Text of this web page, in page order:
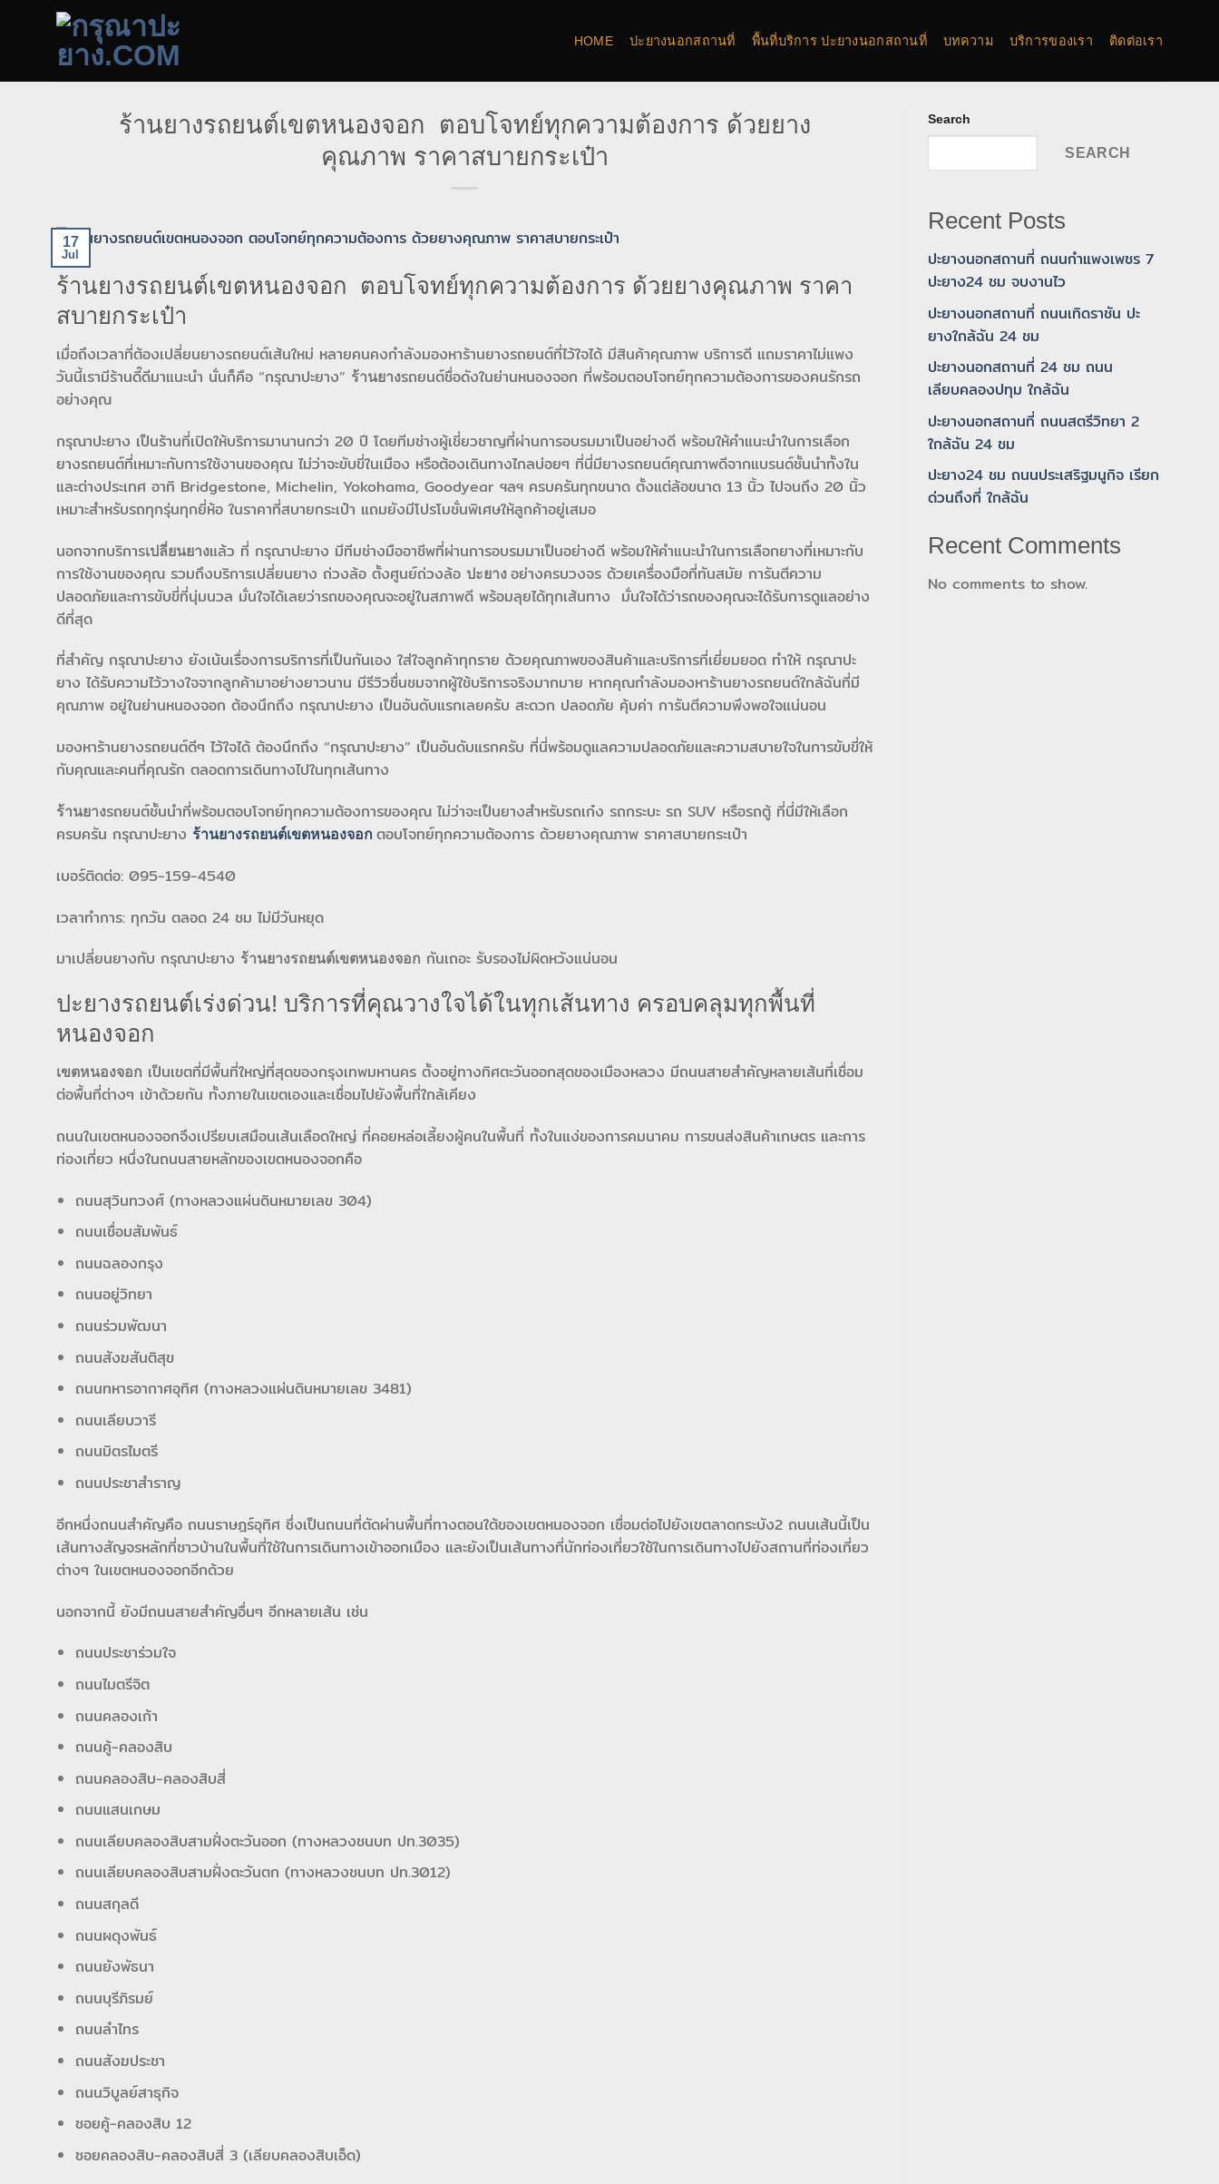
HOME ปะยางนอกสถานที่ พื้นที่บริการ ปะยางนอกสถานที่ บทความ บริการของเรา ติดต่อเรา
ร้านยางรถยนต์เขตหนองจอก ตอบโจทย์ทุกความต้องการ ด้วยยาง
คุณภาพ ราคาสบายกระเป๋า
17
Jul
ร้านยางรถยนต์เขตหนองจอก ตอบโจทย์ทุกความต้องการ ด้วยยางคุณภาพ ราคา
สบายกระเป๋า
เมื่อถึงเวลาที่ต้องเปลี่ยนยางรถยนต์เส้นใหม่ หลายคนคงกำลังมองหาร้านยางรถยนต์ที่ไว้ใจได้ มีสินค้าคุณภาพ บริการดี แถมราคาไม่แพง
วันนี้เรามีร้านดี๊ดีมาแนะนำ นั่นก็คือ “กรุณาปะยาง” ร้านยางรถยนต์ชื่อดังในย่านหนองจอก ที่พร้อมตอบโจทย์ทุกความต้องการของคนรักรถ
อย่างคุณ
กรุณาปะยาง เป็นร้านที่เปิดให้บริการมานานกว่า 20 ปี โดยทีมช่างผู้เชี่ยวชาญที่ผ่านการอบรมมาเป็นอย่างดี พร้อมให้คำแนะนำในการเลือก
ยางรถยนต์ที่เหมาะกับการใช้งานของคุณ ไม่ว่าจะขับขี่ในเมือง หรือต้องเดินทางไกลบ่อยๆ ที่นี่มียางรถยนต์คุณภาพดีจากแบรนด์ชั้นนำทั้งใน
และต่างประเทศ อาทิ Bridgestone, Michelin, Yokohama, Goodyear ฯลฯ ครบครันทุกขนาด ตั้งแต่ล้อขนาด 13 นิ้ว ไปจนถึง 20 นิ้ว
เหมาะสำหรับรถทุกรุ่นทุกยี่ห้อ ในราคาที่สบายกระเป๋า แถมยังมีโปรโมชั่นพิเศษให้ลูกค้าอยู่เสมอ
นอกจากบริการเปลี่ยนยางแล้ว ที่ กรุณาปะยาง มีทีมช่างมืออาชีพที่ผ่านการอบรมมาเป็นอย่างดี พร้อมให้คำแนะนำในการเลือกยางที่เหมาะกับ
การใช้งานของคุณ รวมถึงบริการเปลี่ยนยาง ถ่วงล้อ ตั้งศูนย์ถ่วงล้อ ปะยาง อย่างครบวงจร ด้วยเครื่องมือที่ทันสมัย การันตีความ
ปลอดภัยและการขับขี่ที่นุ่มนวล มั่นใจได้เลยว่ารถของคุณจะอยู่ในสภาพดี พร้อมลุยได้ทุกเส้นทาง มั่นใจได้ว่ารถของคุณจะได้รับการดูแลอย่าง
ดีที่สุด
ที่สำคัญ กรุณาปะยาง ยังเน้นเรื่องการบริการที่เป็นกันเอง ใส่ใจลูกค้าทุกราย ด้วยคุณภาพของสินค้าและบริการที่เยี่ยมยอด ทำให้ กรุณาปะ
ยาง ได้รับความไว้วางใจจากลูกค้ามาอย่างยาวนาน มีรีวิวชื่นชมจากผู้ใช้บริการจริงมากมาย หากคุณกำลังมองหาร้านยางรถยนต์ใกล้ฉันที่มี
คุณภาพ อยู่ในย่านหนองจอก ต้องนึกถึง กรุณาปะยาง เป็นอันดับแรกเลยครับ สะดวก ปลอดภัย คุ้มค่า การันตีความพึงพอใจแน่นอน
มองหาร้านยางรถยนต์ดีๆ ไว้ใจได้ ต้องนึกถึง “กรุณาปะยาง” เป็นอันดับแรกครับ ที่นี่พร้อมดูแลความปลอดภัยและความสบายใจในการขับขี่ให้
กับคุณและคนที่คุณรัก ตลอดการเดินทางไปในทุกเส้นทาง
ร้านยางรถยนต์ชั้นนำที่พร้อมตอบโจทย์ทุกความต้องการของคุณ ไม่ว่าจะเป็นยางสำหรับรถเก๋ง รถกระบะ รถ SUV หรือรถตู้ ที่นี่มีให้เลือก
ครบครัน กรุณาปะยาง ร้านยางรถยนต์เขตหนองจอก ตอบโจทย์ทุกความต้องการ ด้วยยางคุณภาพ ราคาสบายกระเป๋า
เบอร์ติดต่อ: 095-159-4540
เวลาทำการ: ทุกวัน ตลอด 24 ชม ไม่มีวันหยุด
มาเปลี่ยนยางกับ กรุณาปะยาง ร้านยางรถยนต์เขตหนองจอก กันเถอะ รับรองไม่ผิดหวังแน่นอน
ปะยางรถยนต์เร่งด่วน! บริการที่คุณวางใจได้ในทุกเส้นทาง ครอบคลุมทุกพื้นที่
หนองจอก
เขตหนองจอก เป็นเขตที่มีพื้นที่ใหญ่ที่สุดของกรุงเทพมหานคร ตั้งอยู่ทางทิศตะวันออกสุดของเมืองหลวง มีถนนสายสำคัญหลายเส้นที่เชื่อม
ต่อพื้นที่ต่างๆ เข้าด้วยกัน ทั้งภายในเขตเองและเชื่อมไปยังพื้นที่ใกล้เคียง
ถนนในเขตหนองจอกจึงเปรียบเสมือนเส้นเลือดใหญ่ ที่คอยหล่อเลี้ยงผู้คนในพื้นที่ ทั้งในแง่ของการคมนาคม การขนส่งสินค้าเกษตร และการ
ท่องเที่ยว หนึ่งในถนนสายหลักของเขตหนองจอกคือ
ถนนสุวินทวงศ์ (ทางหลวงแผ่นดินหมายเลข 304)
ถนนเชื่อมสัมพันธ์
ถนนฉลองกรุง
ถนนอยู่วิทยา
ถนนร่วมพัฒนา
ถนนสังฆสันติสุข
ถนนทหารอากาศอุทิศ (ทางหลวงแผ่นดินหมายเลข 3481)
ถนนเลียบวารี
ถนนมิตรไมตรี
ถนนประชาสำราญ
อีกหนึ่งถนนสำคัญคือ ถนนราษฎร์อุทิศ ซึ่งเป็นถนนที่ตัดผ่านพื้นที่ทางตอนใต้ของเขตหนองจอก เชื่อมต่อไปยังเขตลาดกระบัง2 ถนนเส้นนี้เป็น
เส้นทางสัญจรหลักที่ชาวบ้านในพื้นที่ใช้ในการเดินทางเข้าออกเมือง และยังเป็นเส้นทางที่นักท่องเที่ยวใช้ในการเดินทางไปยังสถานที่ท่องเที่ยว
ต่างๆ ในเขตหนองจอกอีกด้วย
นอกจากนี้ ยังมีถนนสายสำคัญอื่นๆ อีกหลายเส้น เช่น
ถนนประชาร่วมใจ
ถนนไมตรีจิต
ถนนคลองเก้า
ถนนคู้-คลองสิบ
ถนนคลองสิบ-คลองสิบสี่
ถนนแสนเกษม
ถนนเลียบคลองสิบสามฝั่งตะวันออก (ทางหลวงชนบท ปท.3035)
ถนนเลียบคลองสิบสามฝั่งตะวันตก (ทางหลวงชนบท ปท.3012)
ถนนสกุลดี
ถนนผดุงพันธ์
ถนนยังพัธนา
ถนนบุรีภิรมย์
ถนนลำไทร
ถนนสังฆประชา
ถนนวิบูลย์สาธุกิจ
ซอยคู้-คลองสิบ 12
ซอยคลองสิบ-คลองสิบสี่ 3 (เลียบคลองสิบเอ็ด)
Search
SEARCH
Recent Posts
ปะยางนอกสถานที่ ถนนกำแพงเพชร 7
ปะยาง24 ชม จบงานไว
ปะยางนอกสถานที่ ถนนเทิดราชัน ปะ
ยางใกล้ฉัน 24 ชม
ปะยางนอกสถานที่ 24 ชม ถนน
เลียบคลองปทุม ใกล้ฉัน
ปะยางนอกสถานที่ ถนนสตรีวิทยา 2
ใกล้ฉัน 24 ชม
ปะยาง24 ชม ถนนประเสริฐมนูกิจ เรียก
ด่วนถึงที่ ใกล้ฉัน
Recent Comments
No comments to show.